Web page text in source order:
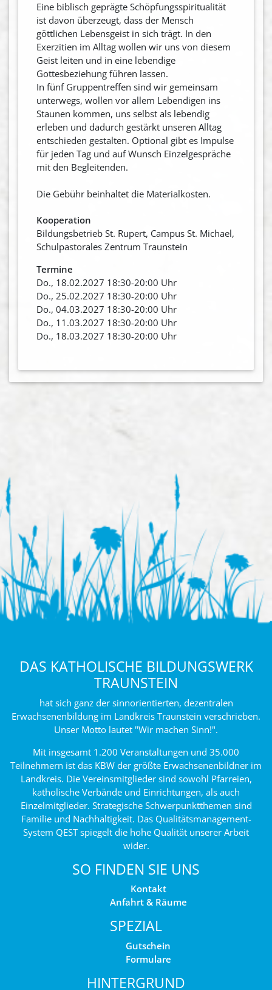
Eine biblisch geprägte Schöpfungsspiritualität
ist davon überzeugt, dass der Mensch
göttlichen Lebensgeist in sich trägt. In den
Exerzitien im Alltag wollen wir uns von diesem
Geist leiten und in eine lebendige
Gottesbeziehung führen lassen.
In fünf Gruppentreffen sind wir gemeinsam
unterwegs, wollen vor allem Lebendigen ins
Staunen kommen, uns selbst als lebendig
erleben und dadurch gestärkt unseren Alltag
entschieden gestalten. Optional gibt es Impulse
für jeden Tag und auf Wunsch Einzelgespräche
mit den Begleitenden.
Die Gebühr beinhaltet die Materialkosten.
Kooperation
Bildungsbetrieb St. Rupert, Campus St. Michael,
Schulpastorales Zentrum Traunstein
Termine
Do., 18.02.2027 18:30-20:00 Uhr
Do., 25.02.2027 18:30-20:00 Uhr
Do., 04.03.2027 18:30-20:00 Uhr
Do., 11.03.2027 18:30-20:00 Uhr
Do., 18.03.2027 18:30-20:00 Uhr
DAS KATHOLISCHE BILDUNGSWERK
TRAUNSTEIN
hat sich ganz der sinnorientierten, dezentralen
Erwachsenenbildung im Landkreis Traunstein verschrieben.
Unser Motto lautet "Wir machen Sinn!".
Mit insgesamt 1.200 Veranstaltungen und 35.000
Teilnehmern ist das KBW der größte Erwachsenenbildner im
Landkreis. Die Vereinsmitglieder sind sowohl Pfarreien,
katholische Verbände und Einrichtungen, als auch
Einzelmitglieder. Strategische Schwerpunktthemen sind
Familie und Nachhaltigkeit. Das Qualitätsmanagement-
System QEST spiegelt die hohe Qualität unserer Arbeit
wider.
SO FINDEN SIE UNS
Kontakt
Anfahrt & Räume
SPEZIAL
Gutschein
Formulare
HINTERGRUND